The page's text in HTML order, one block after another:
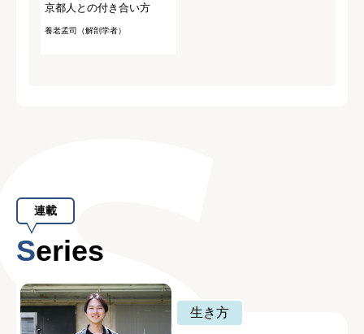
京都人との付き合い方
養老孟司（解剖学者）
連載
Series
生き方